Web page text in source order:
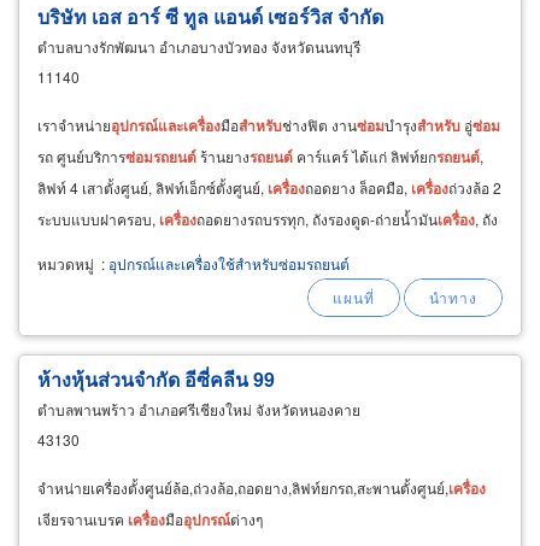
บริษัท เอส อาร์ ซี ทูล แอนด์ เซอร์วิส จำกัด
ตำบลบางรักพัฒนา อำเภอบางบัวทอง จังหวัดนนทบุรี
11140
เราจำหน่ายอุปกรณ์และเครื่องมือสำหรับช่างฟิต งานซ่อมบำรุงสำหรับ อู่ซ่อม
รถ ศูนย์บริการซ่อมรถยนต์ ร้านยางรถยนต์ คาร์แคร์ ได้แก่ ลิฟท์ยกรถยนต์,
ลิฟท์ 4 เสาตั้งศูนย์, ลิฟท์เอ็กซ์ตั้งศูนย์, เครื่องถอดยาง ล็อคมือ, เครื่องถ่วงล้อ 2
ระบบแบบฝาครอบ, เครื่องถอดยางรถบรรทุก, ถังรองดูด-ถ่ายน้ำมันเครื่อง, ถัง
หมวดหมู่ : อุปกรณ์และเครื่องใช้สำหรับซ่อมรถยนต์
ห้างหุ้นส่วนจำกัด อีซี่คลีน 99
ตำบลพานพร้าว อำเภอศรีเชียงใหม่ จังหวัดหนองคาย
43130
จำหน่ายเครื่องตั้งศูนย์ล้อ,ถ่วงล้อ,ถอดยาง,ลิฟท์ยกรถ,สะพานตั้งศูนย์,เครื่อง
เจียรจานเบรค เครื่องมืออุปกรณ์ต่างๆ